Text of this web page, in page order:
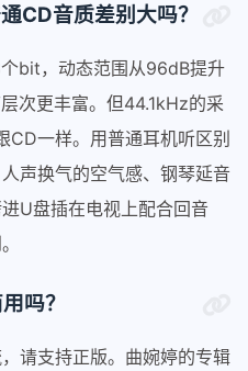
CD音质差别大吗？
bit，动态范围从96dB提升
次更丰富。但44.1kHz的采
CD一样。用普通耳机听区别
声换气的空气感、钢琴延音
U盘插在电视上配合回音
吗？
请支持正版。曲婉婷的专辑